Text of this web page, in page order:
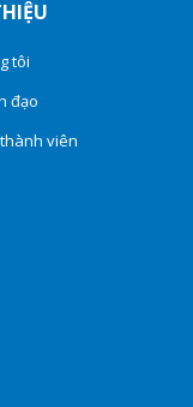
tôi
đạo
viên